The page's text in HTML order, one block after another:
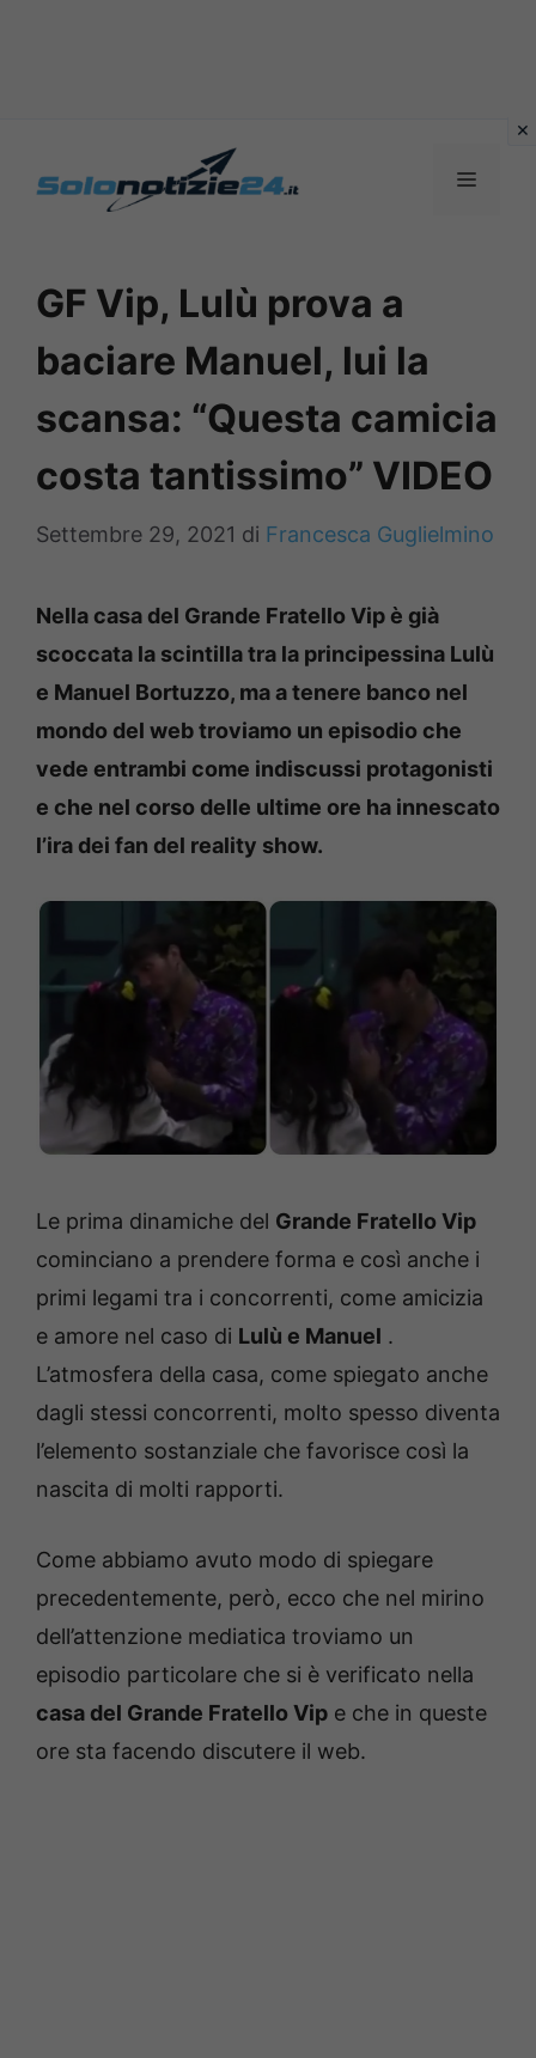
MENU
GF Vip, Lulù prova a
baciare Manuel, lui la
scansa: “Questa camicia
costa tantissimo” VIDEO
Settembre 29, 2021 di Francesca Guglielmino
Nella casa del Grande Fratello Vip è già
scoccata la scintilla tra la principessina Lulù
e Manuel Bortuzzo, ma a tenere banco nel
mondo del web troviamo un episodio che
vede entrambi come indiscussi protagonisti
e che nel corso delle ultime ore ha innescato
l’ira dei fan del reality show.
Le prima dinamiche del Grande Fratello Vip
cominciano a prendere forma e così anche i
primi legami tra i concorrenti, come amicizia
e amore nel caso di Lulù e Manuel .
L’atmosfera della casa, come spiegato anche
dagli stessi concorrenti, molto spesso diventa
l’elemento sostanziale che favorisce così la
nascita di molti rapporti.
Come abbiamo avuto modo di spiegare
precedentemente, però, ecco che nel mirino
dell’attenzione mediatica troviamo un
episodio particolare che si è verificato nella
casa del Grande Fratello Vip e che in queste
ore sta facendo discutere il web.